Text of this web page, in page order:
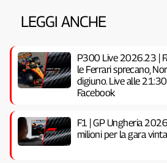
LEGGI ANCHE
P300 Live 2026.23 |
le Ferrari sprecano,
digiuno. Live alle
Facebook
F1 | GP Ungheria
milioni per la gara